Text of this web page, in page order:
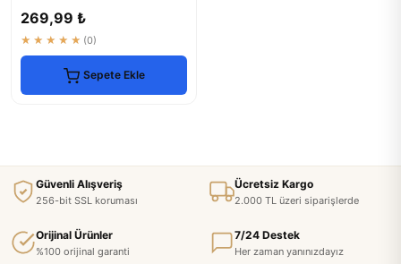
269,99 ₺
★★★★★ (0)
Sepete Ekle
Güvenli Alışveriş
256-bit SSL koruması
Ücretsiz Kargo
2.000 TL üzeri siparişlerde
Orijinal Ürünler
%100 orijinal garanti
7/24 Destek
Her zaman yanınızdayız